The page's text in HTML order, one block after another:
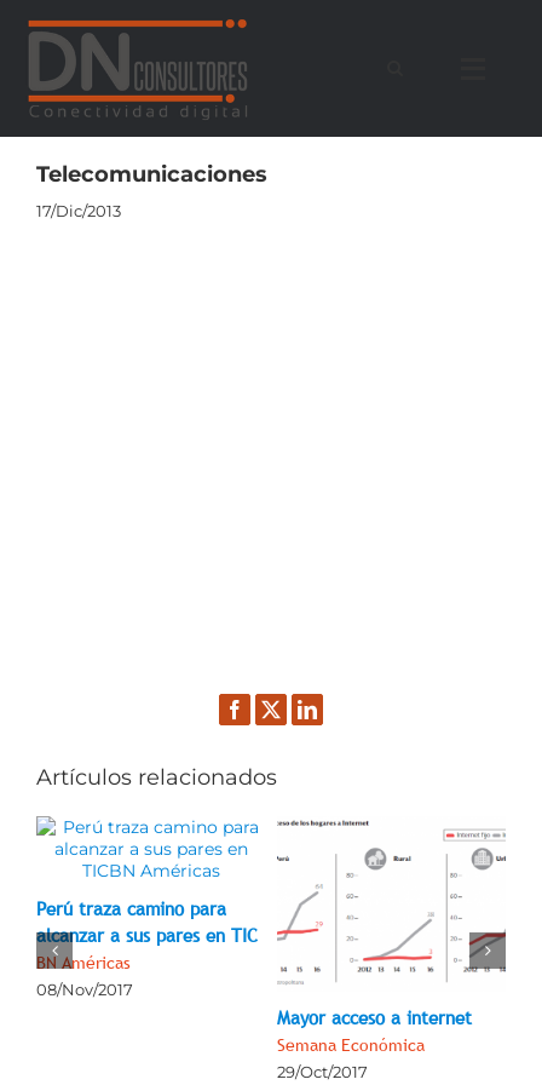
contenido
Telecomunicaciones
17/Dic/2013
Facebook
TwitterLinkedIn
Artículos relacionados
Perú traza camino para
alcanzar a sus pares en TIC
BN Américas
08/Nov/2017
Mayor acceso a internet
Semana Económica
29/Oct/2017